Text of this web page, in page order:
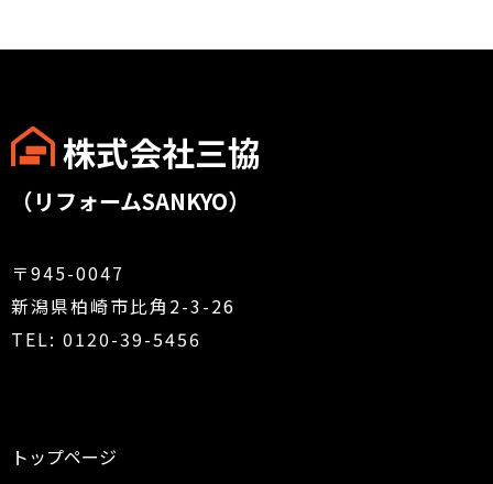
株式会社三協
（リフォームSANKYO）
〒945-0047
新潟県柏崎市比角2-3-26
TEL: 0120-39-5456
トップページ